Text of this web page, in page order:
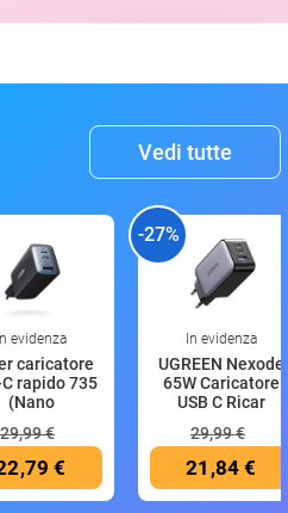
Vedi tutte
evidenza
caricatore
C rapido 735
(Nano
29,99 €
€
-27%
In evidenza
UGREEN Nexode
65W Caricatore
USB C Ricar
29,99 €
21,84 €